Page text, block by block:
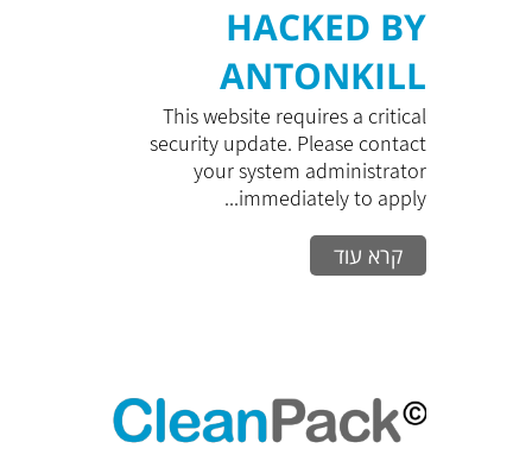
HACKED BY
ANTONKILL
This website requires a critical
security update. Please contact
your system administrator
immediately to apply...
קרא עוד